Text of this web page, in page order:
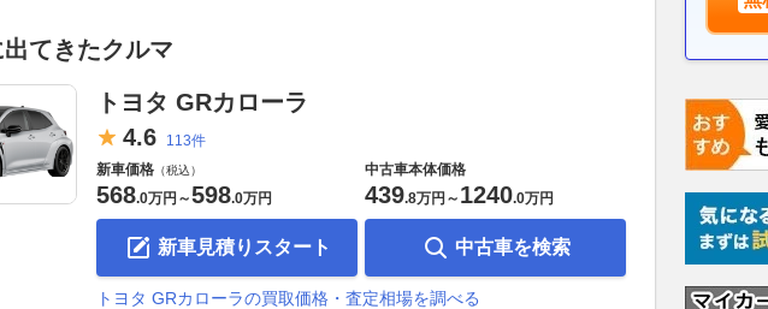
てきたクルマ
トヨタ GRカローラ
4.6
113件
新車価格 （税込）
568.0万円 ～598.0万円
新車見積りスタート
中古車本体価格
439.8万円 ～ 1240.0万円
中古車を検索
トヨタ GRカローラの買取価格・査定相場を調べる